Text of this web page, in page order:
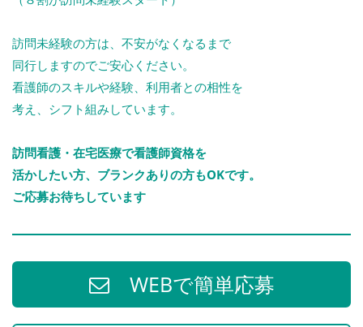
訪問未経験の方は、不安がなくなるまで
同行しますのでご安心ください。
看護師のスキルや経験、利用者との相性を
考え、シフト組みしています。
訪問看護・在宅医療で看護師資格を
活かしたい方、ブランクありの方もOKです。
ご応募お待ちしています
WEBで簡単応募